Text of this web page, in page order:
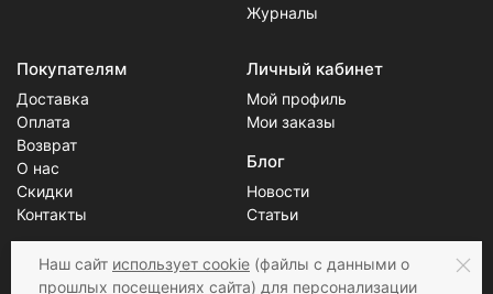
Журналы
Покупателям
Доставка
Оплата
Возврат
О нас
Скидки
Контакты
Личный кабинет
Мой профиль
Мои заказы
Блог
Новости
Статьи
Наш сайт использует cookie (файлы с данными о
прошлых посещениях сайта) для персонализации